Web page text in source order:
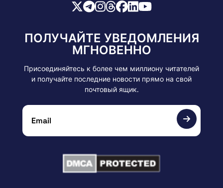
ПОЛУЧАЙТЕ УВЕДОМЛЕНИЯ
МГНОВЕННО
Присоединяйтесь к более чем миллиону читателей
и получайте последние новости прямо на свой
почтовый ящик.